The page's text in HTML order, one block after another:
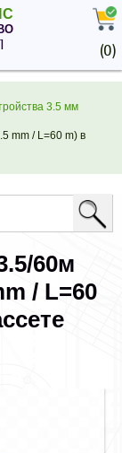
(0)
3.5 мм
mm / L=60 m) в
60м
/ L=60